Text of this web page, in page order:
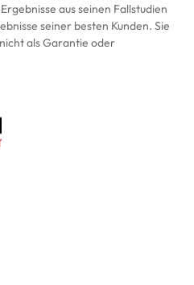
aus seinen Fallstudien
seiner besten Kunden. Sie
als Garantie oder